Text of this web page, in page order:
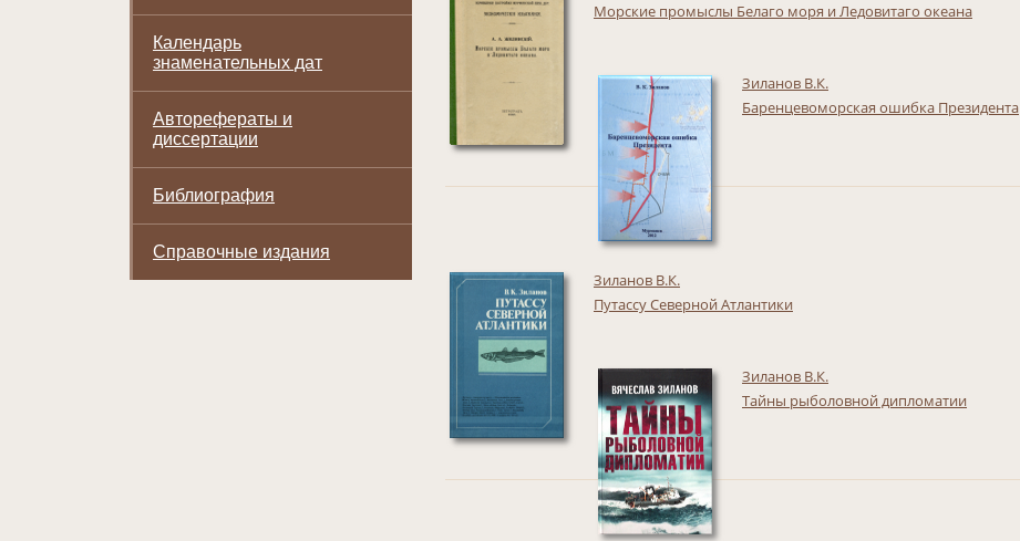
Календарь
знаменательных дат
Авторефераты и
диссертации
Библиография
Справочные издания
Морские промыслы Белаго моря и Ледовитаго океана
Зиланов В.К.
Баренцевоморская ошибка Президента
Зиланов В.К.
Путассу Северной Атлантики
Зиланов В.К.
Тайны рыболовной дипломатии